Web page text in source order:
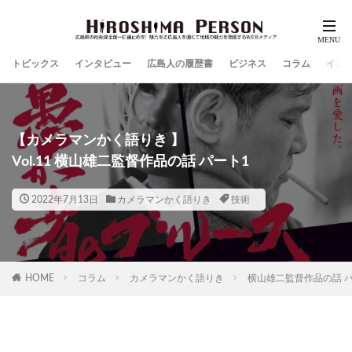
トピックス インタビュー 広島人の履歴書 ビジネス コラム イン
【カメラマンかく語りき 】
Vol.11 横山雄二監督作品の話 パート1
2022年7月13日 カメラマンかく語りき 技術
HOME コラム カメラマンかく語りき 横山雄二監督作品の話